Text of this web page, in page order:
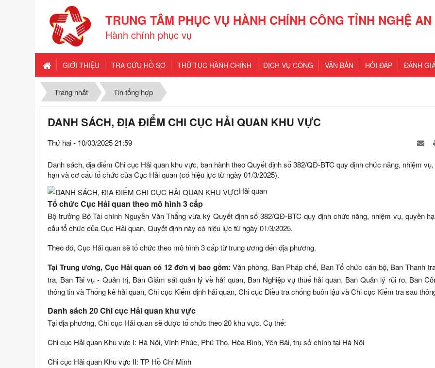
TRUNG TÂM PHỤC VỤ HÀNH CHÍNH CÔNG TỈNH NGHỆ AN
Hành chính phục vụ
GIỚI THIỆU TRA CỨU HỒ SƠ THỦ TỤC HÀNH CHÍNH DỊCH VỤ CÔNG VĂN BẢN HỎI ĐÁP ĐÁNH
Trang nhất Tin tổng hợp
DANH SÁCH, ĐỊA ĐIỂM CHI CỤC HẢI QUAN KHU VỰC
Thứ hai - 10/03/2025 21:59
Danh sách, địa điểm Chi cục Hải quan khu vực, ban hành theo Quyết định số 382/QĐ-BTC quy định chức năng, nhiệm
hạn và cơ cấu tổ chức của Cục Hải quan (có hiệu lực từ ngày 01/3/2025).
Hải quan
Tổ chức Cục Hải quan theo mô hình 3 cấp
Bộ trưởng Bộ Tài chính Nguyễn Văn Thắng vừa ký Quyết định số 382/QĐ-BTC quy định chức năng, nhiệm vụ, quyền
cấu tổ chức của Cục Hải quan. Quyết định này có hiệu lực từ ngày 01/3/2025.
Theo đó, Cục Hải quan sẽ tổ chức theo mô hình 3 cấp từ trung ương đến địa phương.
Tại Trung ương, Cục Hải quan có 12 đơn vị bao gồm:Văn phòng, Ban Pháp chế, Ban Tổ chức cán bộ, Ban Thanh
tra, Ban Tài vụ - Quản trị, Ban Giám sát quản lý về hải quan, Ban Nghiệp vụ thuế hải quan, Ban Quản lý rủi ro, Ban
thông tin và Thống kê hải quan, Chi cục Kiểm định hải quan, Chi cục Điều tra chống buôn lậu và Chi cục Kiểm tra sau
Danh sách 20 Chi cục Hải quan khu vực
Tại địa phương, Chi cục Hải quan sẽ được tổ chức theo 20 khu vực. Cụ thể:
Chi cục Hải quan Khu vực I: Hà Nội, Vĩnh Phúc, Phú Thọ, Hòa Bình, Yên Bái, trụ sở chính tại Hà Nội
Chi cục Hải quan Khu vực II: TP Hồ Chí Minh